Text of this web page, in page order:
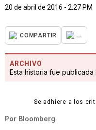
20 de abril de 2016 - 2:27 PM
COMPARTIR ...
ARCHIVO
Esta historia fue publicada
Se adhiere a los
Por Bloomberg